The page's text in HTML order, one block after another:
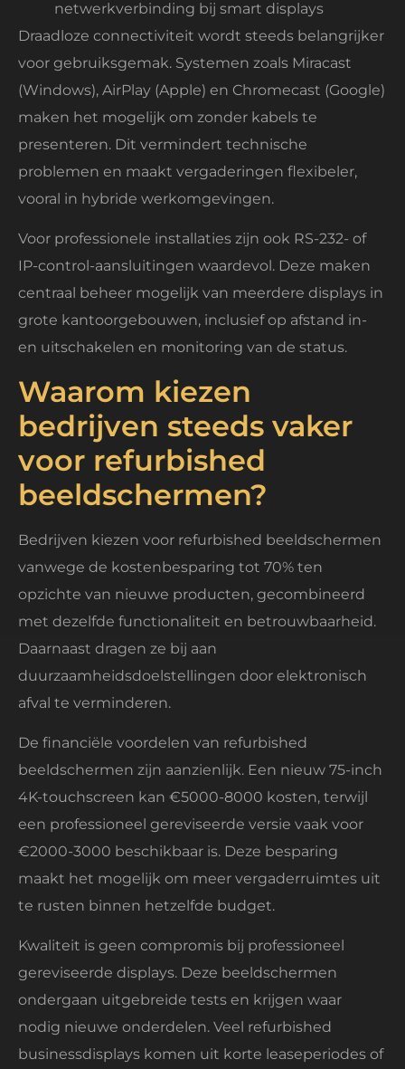
netwerkverbinding bij smart displays
Draadloze connectiviteit wordt steeds belangrijker
voor gebruiksgemak. Systemen zoals Miracast
(Windows), AirPlay (Apple) en Chromecast (Google)
maken het mogelijk om zonder kabels te
presenteren. Dit vermindert technische
problemen en maakt vergaderingen flexibeler,
vooral in hybride werkomgevingen.
Voor professionele installaties zijn ook RS-232- of
IP-control-aansluitingen waardevol. Deze maken
centraal beheer mogelijk van meerdere displays in
grote kantoorgebouwen, inclusief op afstand in-
en uitschakelen en monitoring van de status.
Waarom kiezen
bedrijven steeds vaker
voor refurbished
beeldschermen?
Bedrijven kiezen voor refurbished beeldschermen
vanwege de kostenbesparing tot 70% ten
opzichte van nieuwe producten, gecombineerd
met dezelfde functionaliteit en betrouwbaarheid.
Daarnaast dragen ze bij aan
duurzaamheidsdoelstellingen door elektronisch
afval te verminderen.
De financiële voordelen van refurbished
beeldschermen zijn aanzienlijk. Een nieuw 75-inch
4K-touchscreen kan €5000-8000 kosten, terwijl
een professioneel gereviseerde versie vaak voor
€2000-3000 beschikbaar is. Deze besparing
maakt het mogelijk om meer vergaderruimtes uit
te rusten binnen hetzelfde budget.
Kwaliteit is geen compromis bij professioneel
gereviseerde displays. Deze beeldschermen
ondergaan uitgebreide tests en krijgen waar
nodig nieuwe onderdelen. Veel refurbished
businessdisplays komen uit korte leaseperiodes of